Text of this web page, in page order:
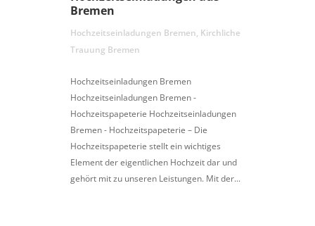
Bremen
Hochzeitseinladungen Bremen, Kirchliche
Trauung Bremen
Hochzeitseinladungen Bremen
Hochzeitseinladungen Bremen -
Hochzeitspapeterie Hochzeitseinladungen
Bremen - Hochzeitspapeterie – Die
Hochzeitspapeterie stellt ein wichtiges
Element der eigentlichen Hochzeit dar und
gehört mit zu unseren Leistungen. Mit der...